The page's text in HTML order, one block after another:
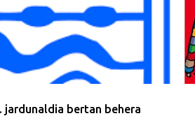
jardunaldia bertan behera